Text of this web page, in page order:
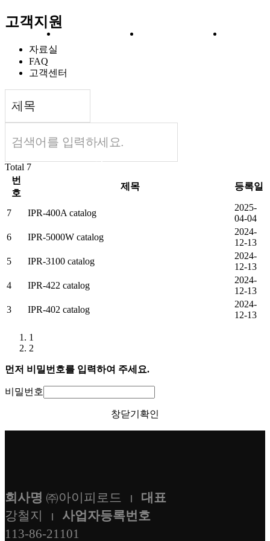
품
5G 라우터
통신호제어
용 라우터
IoT 기기
VPN 서비스
History
고객지원
자료실
FAQ
고객센터
Total 7
번
호
제목 등록일
7 IPR-400A catalog
2025-
04-04
6
IPR-5000W catalog
2024-
12-13
5
IPR-3100 catalog
2024-
12-13
4
IPR-422 catalog
2024-
12-13
3
IPR-402 catalog
2024-
12-13
1
2
먼저 비밀번호를 입력하여 주세요.
비밀번호
창닫기 확인
회사명 ㈜아이피로드
대표
강철지
사업자등록번호
113-86-21101